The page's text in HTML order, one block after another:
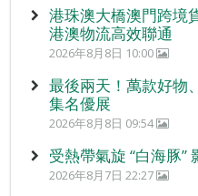
港珠澳大橋澳門跨境
港澳物流高效聯通
2026年8月8日 10:00
最後兩天！萬款好物
集名優展
2026年8月8日 09:54
受熱帶氣旋 “白海豚
2026年8月7日 22:27